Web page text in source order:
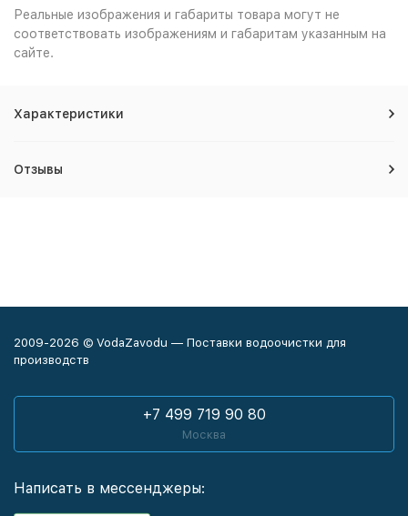
Реальные изображения и габариты товара могут не
соответствовать изображениям и габаритам указанным на
сайте.
Характеристики
Отзывы
2009-2026 © VodaZavodu — Поставки водоочистки для
производств
+7 499 719 90 80
Москва
Написать в мессенджеры: